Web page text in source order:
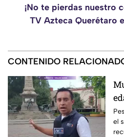
¡No te pierdas nuestro
TV Azteca Querétaro
CONTENIDO
el